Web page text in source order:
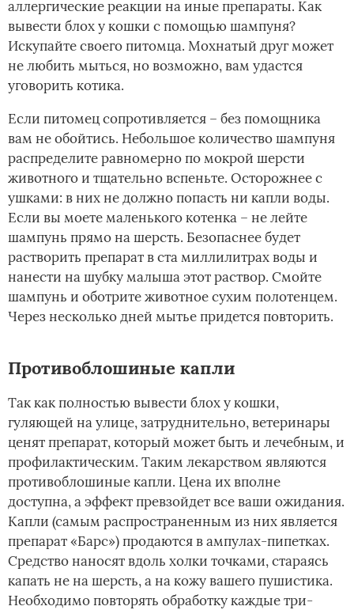
аллергические реакции на иные препараты. Как
вывести блох у кошки с помощью шампуня?
Искупайте своего питомца. Мохнатый друг может
не любить мыться, но возможно, вам удастся
уговорить котика.
Если питомец сопротивляется – без помощника
вам не обойтись. Небольшое количество шампуня
распределите равномерно по мокрой шерсти
животного и тщательно вспеньте. Осторожнее с
ушками: в них не должно попасть ни капли воды.
Если вы моете маленького котенка – не лейте
шампунь прямо на шерсть. Безопаснее будет
растворить препарат в ста миллилитрах воды и
нанести на шубку малыша этот раствор. Смойте
шампунь и оботрите животное сухим полотенцем.
Через несколько дней мытье придется повторить.
Противоблошиные капли
Так как полностью вывести блох у кошки,
гуляющей на улице, затруднительно, ветеринары
ценят препарат, который может быть и лечебным, и
профилактическим. Таким лекарством являются
противоблошиные капли. Цена их вполне
доступна, а эффект превзойдет все ваши ожидания.
Капли (самым распространенным из них является
препарат «Барс») продаются в ампулах-пипетках.
Средство наносят вдоль холки точками, стараясь
капать не на шерсть, а на кожу вашего пушистика.
Необходимо повторять обработку каждые три-